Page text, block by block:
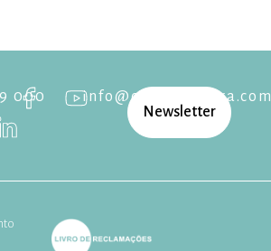
000
info@cascaisopera.com
Newsletter